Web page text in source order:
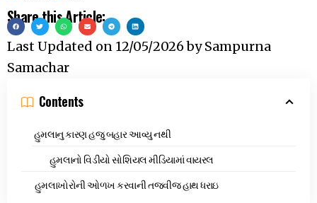
Share this Article:
Last Updated on 12/05/2026bySampurna
Samachar
Contents
હુમલાનુ કારણ હજુ બહાર આવ્યુ નથી
હુમલાનો વિડીયો સોશિયલ મીડિયામાં વાયરલ
હુમલાખોરોની ઓળખ કરવાની તજવીજ હાથ ધરાઇ